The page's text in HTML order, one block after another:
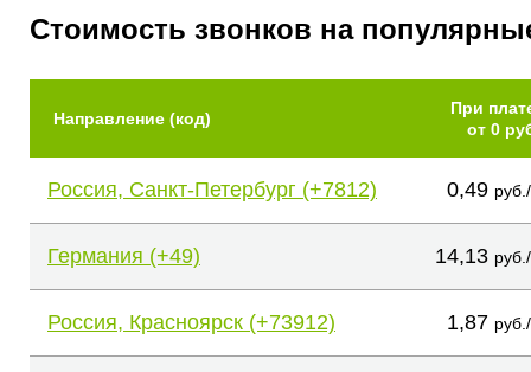
Стоимость звонков на
Направление (код)
При
от 0
Россия, Санкт-Петербург (+7812) 0,49
Германия (+49) 14,13
Россия, Красноярск (+73912) 1,87